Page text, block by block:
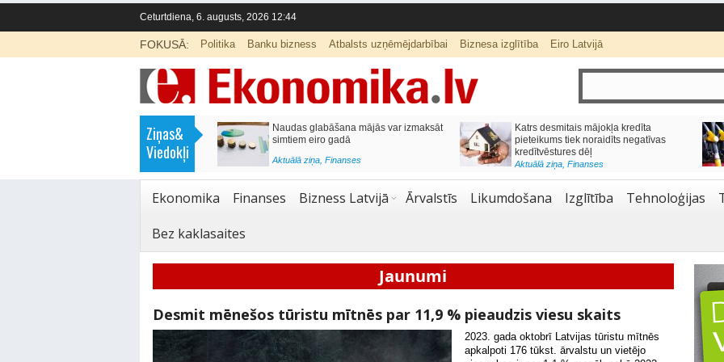
Ceturtdiena, 6. augusts, 2026 12:44
FOKUSĀ: Politika Banku bizness Atbalsts uzņēmējdarbībai Biznesa izglītība Eiro Latvijā
Ziņas&
Viedokļi
Septiņos mēnešos Vivi vilcienos
pārvadāti 12 miljoni pasažieru; jūlijā
Tirdzniecība
Naudas glabāšana mājās var izmaksāt
simtiem eiro gadā
Aktuālā ziņa,Finanses
Katrs desmitais mājokļa kredīta
pieteikums tiek noraidīts negatīvas
kredītvēstures dēļ
Aktuālā ziņa,Finanses
Ekonomika Finanses Bizness Latvijā Ārvalstīs Likumdošana Izglītība Tehnoloģijas
Bez kaklasaites
Jaunumi
Desmit mēnešos tūristu mītnēs par 11,9 % pieaudzis viesu skaits
2023. gada oktobrī Latvijas tūristu mītnēs
apkalpoti 176 tūkst. ārvalstu un vietējo